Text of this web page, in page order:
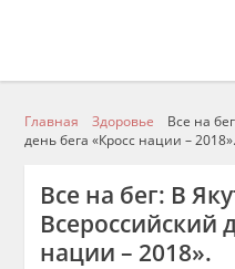
Главная Здоровье
Все на
день бега «Кросс нации – 2018».
Все на бег: В
Всероссийский
нации – 2018».